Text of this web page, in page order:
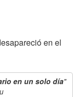
en el
en un solo día"